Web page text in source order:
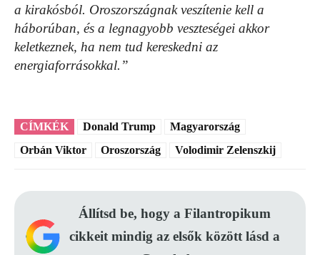
a kirakósból. Oroszországnak veszítenie kell a
háborúban, és a legnagyobb veszteségei akkor
keletkeznek, ha nem tud kereskedni az
energiaforrásokkal.”
CÍMKÉK Donald Trump
Magyarország
Orbán Viktor
Oroszország Volodimir Zelenszkij
Állítsd be, hogy a Filantropikum
cikkeit mindig az elsők között lásd a